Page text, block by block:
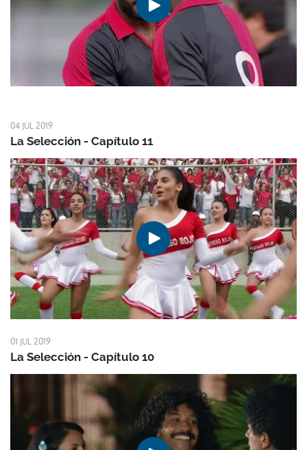
04 JUL 2019
La Selección - Capítulo 11
01 JUL 2019
La Selección - Capítulo 10